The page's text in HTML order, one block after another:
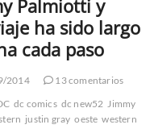
Palmiotti y
ha sido largo
cada paso
2014
13 comentarios
dc comics dc new52 Jimmy
justin gray oeste western